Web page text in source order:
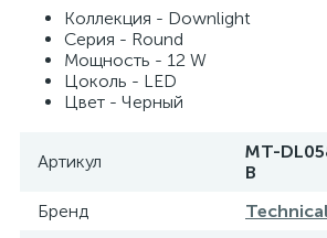
Коллекция - Downlight
Серия - Round
Мощность - 12 W
Цоколь - LED
Цвет - Черный
Артикул
MT-
B
Бренд
Technical